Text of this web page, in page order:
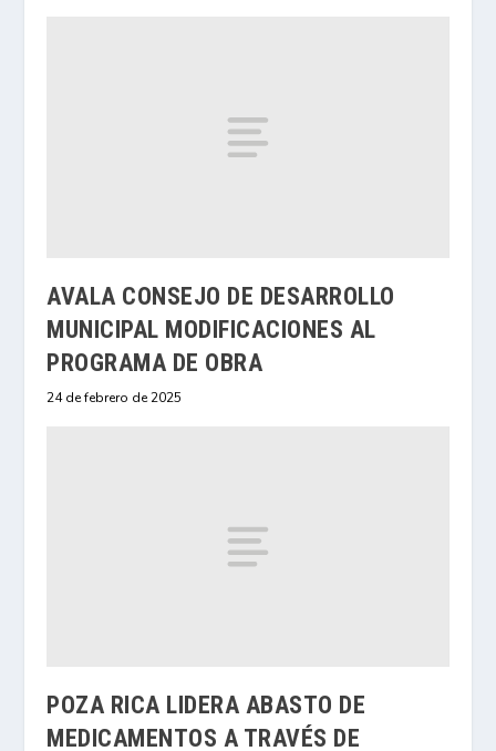
AVALA CONSEJO DE DESARROLLO
MUNICIPAL MODIFICACIONES AL
PROGRAMA DE OBRA
24 de febrero de 2025
POZA RICA LIDERA ABASTO DE
MEDICAMENTOS A TRAVÉS DE